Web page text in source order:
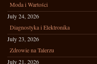
Moda i Wartości
July 24, 2026
Diagnostyka i Elektronika
July 23, 2026
Zdrowie na Talerzu
July 21, 2026